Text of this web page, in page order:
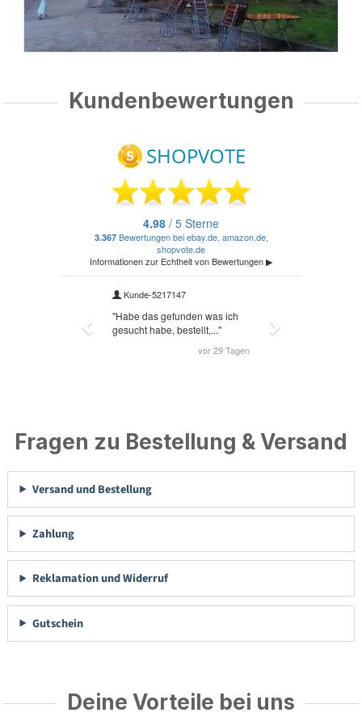
Kundenbewertungen
Fragen zu Bestellung & Versand
Versand und Bestellung
Zahlung
Reklamation und Widerruf
Gutschein
Deine Vorteile bei uns